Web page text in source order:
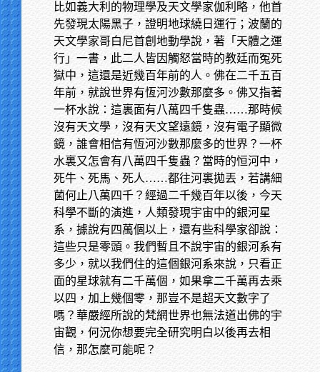
比如義大利的物理學及天文學家伽利略，他首
先發現太陽黑子，證明地球繞日運行；波蘭的
天文學家哥白尼首創地動學說，著「天體之運
行」一書，此二人皆因觸怒當時的教廷而冤死
獄中，這還是近幾百年前的人。佛在二千五百
年前，就說世界有恆河沙數那麼多。佛又指著
一杯水說：這裏面有八萬四千隻蟲……那時候
沒有天文學，沒有天文望遠鏡，沒有電子顯微
鏡，誰會相信有恆河沙數那麼多的世界？一杯
水裏又怎會有八萬四千隻蟲？當時的恒河中，
死牛、死馬、死人……都往河裏拋丟，若講細
菌何止八萬四千？經過二千幾百年以後，今天
科學不斷的演進，人類發現宇宙中的銀河星
系，據說有四萬個以上，還有些科學家卻說：
這些只是零頭。我們暫且不說宇宙的銀河系有
多少，就以我們住的這個銀河系來說，只看正
面的星球就有二千萬個，如果拿二千萬再去乘
以四，加上幾個零，那豈不是超天文數字了
嗎？華嚴經所說的梵網世界也無法道出佛的宇
宙觀，何況你想要完全研究明白以後再去相
信，那怎麼可能呢？